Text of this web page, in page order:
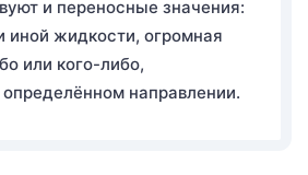
и переносные значения:
иной жидкости, огромная
или кого-либо,
направлении.